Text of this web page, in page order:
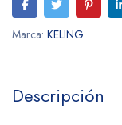
Marca: KELING
Descripción